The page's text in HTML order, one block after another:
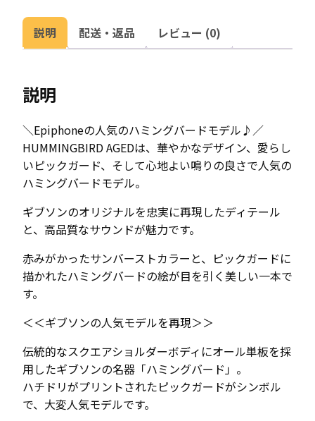
説明 配送・返品 レビュー (0)
説明
＼Epiphoneの人気のハミングバードモデル♪／
HUMMINGBIRD AGEDは、華やかなデザイン、愛らし
いピックガード、そして心地よい鳴りの良さで人気の
ハミングバードモデル。
ギブソンのオリジナルを忠実に再現したディテール
と、高品質なサウンドが魅力です。
赤みがかったサンバーストカラーと、ピックガードに
描かれたハミングバードの絵が目を引く美しい一本で
す。
＜＜ギブソンの人気モデルを再現＞＞
伝統的なスクエアショルダーボディにオール単板を採
用したギブソンの名器「ハミングバード」。
ハチドリがプリントされたピックガードがシンボル
で、大変人気モデルです。